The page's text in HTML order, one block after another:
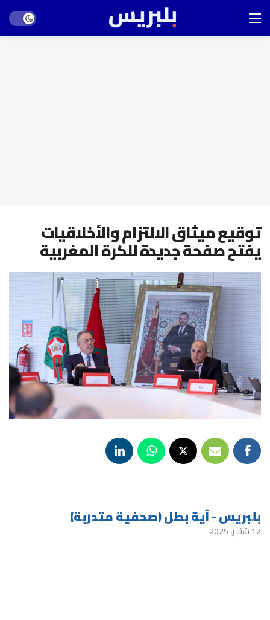
mode
توقيع ميثاق الالتزام والأخلاقيات
يفتح صفحة جديدة للكرة المغربية
بلبريس - آية بطل (صحفية متدربة)
12 شتنبر، 2025